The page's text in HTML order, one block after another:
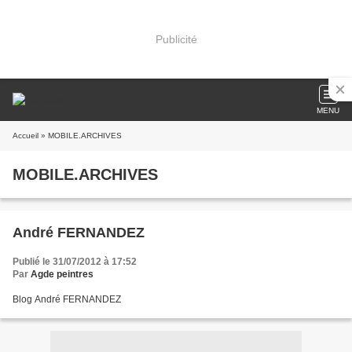
Publicité
MENU
Accueil » MOBILE.ARCHIVES
MOBILE.ARCHIVES
André FERNANDEZ
Publié le 31/07/2012 à 17:52
Par Agde peintres
Blog André FERNANDEZ